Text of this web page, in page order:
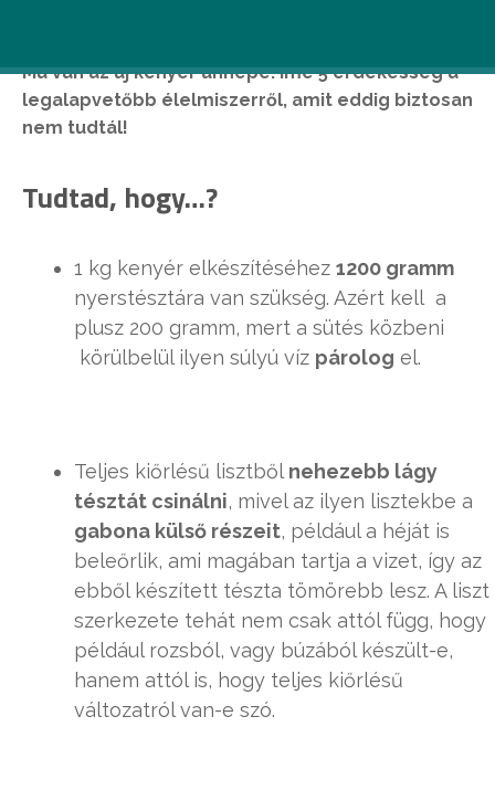
Ma van az új kenyér ünnepe. Íme 5 érdekesség a
legalapvetőbb élelmiszerről, amit eddig biztosan
nem tudtál!
Tudtad, hogy…?
1 kg kenyér elkészítéséhez 1200 gramm
nyerstésztára van szükség. Azért kell a
plusz 200 gramm, mert a sütés közbeni
körülbelül ilyen súlyú víz párolog el.
Teljes kiőrlésű lisztbőlnehezebb lágy
tésztát csinálni, mivel az ilyen lisztekbe a
gabona külső részeit, például a héját is
beleőrlik, ami magában tartja a vizet, így az
ebből készített tészta tömörebb lesz. A liszt
szerkezete tehát nem csak attól függ, hogy
például rozsból, vagy búzából készült-e,
hanem attól is, hogy teljes kiőrlésű
változatról van-e szó.